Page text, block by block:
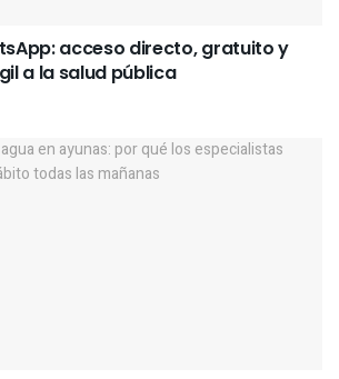
acceso directo, gratuito y
a la salud pública